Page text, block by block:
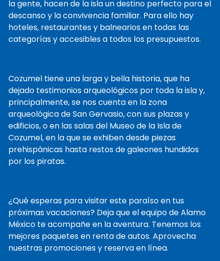
la gente, hacen de la isla un destino perfecto para el
descanso y la convivencia familiar. Para ello hay
hoteles, restaurantes y balnearios en todas las
categorías y accesibles a todos los presupuestos.
Cozumel tiene una larga y bella historia, que ha
dejado testimonios arqueológicos por toda la isla y,
principalmente, se nos cuenta en la zona
arqueológica de San Gervasio, con sus plazas y
edificios, o en las salas del Museo de la Isla de
Cozumel, en la que se exhiben desde piezas
prehispánicas hasta restos de galeones hundidos
por los piratas.
¿Qué esperas para visitar este paraíso en tus
próximas vacaciones? Deja que el equipo de Alamo
México te acompañe en la aventura. Tenemos los
mejores paquetes en renta de autos. Aprovecha
nuestras promociones y reserva en línea.